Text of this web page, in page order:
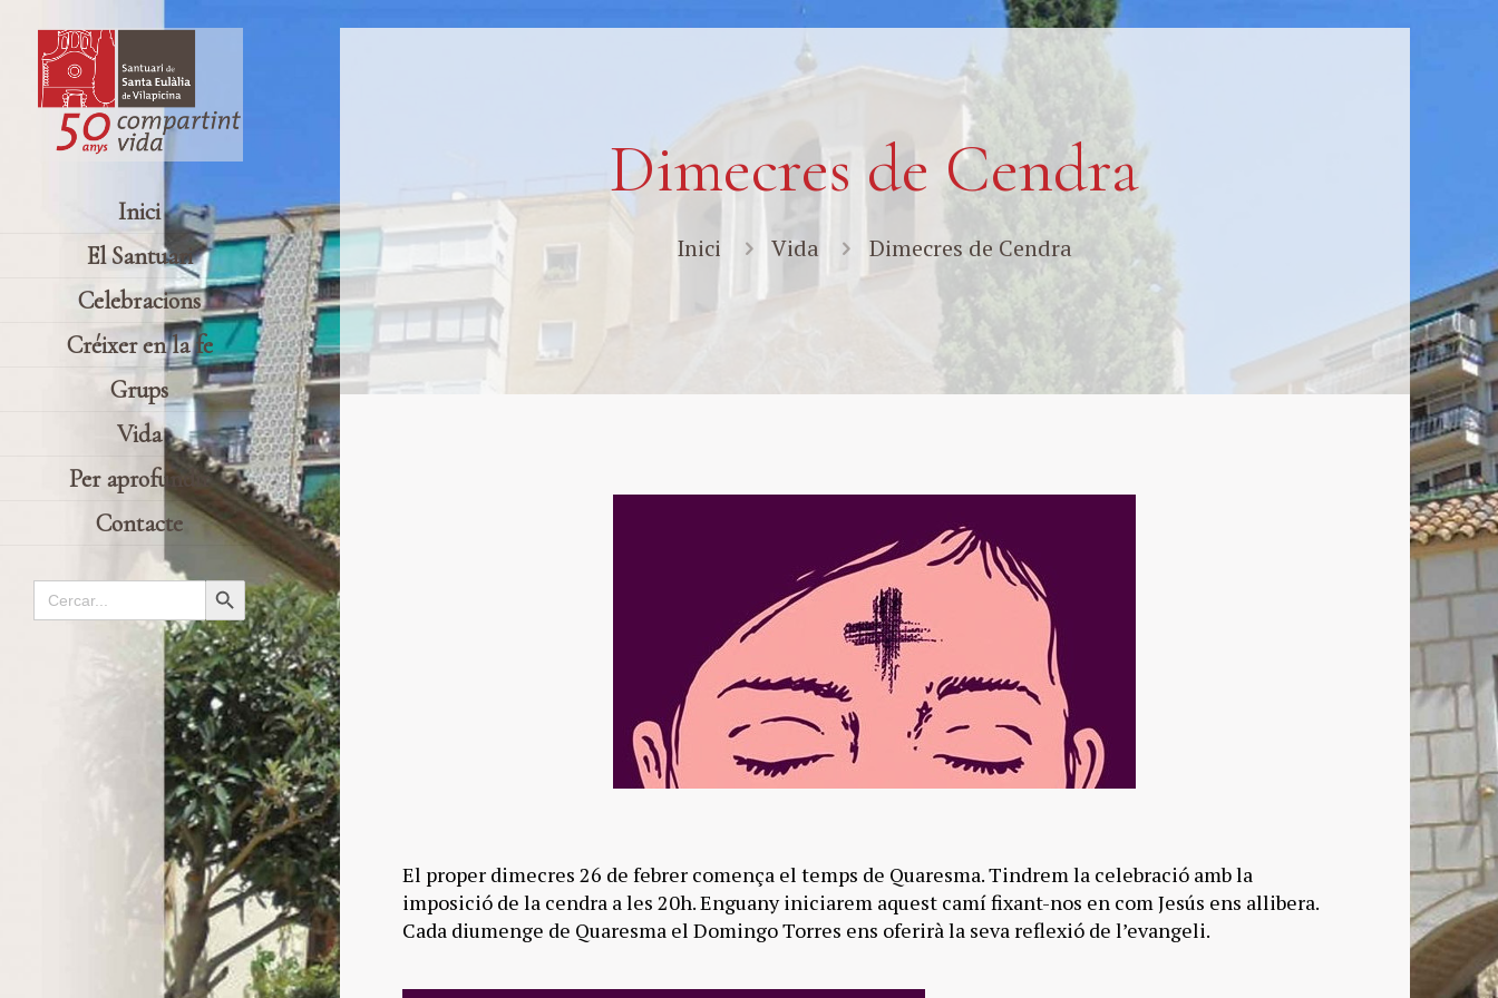
Inici
El Santuari
Celebracions
Créixer en la fe
Grups
Vida
Per aprofundir
Contacte
Search
for: Search Button
Dimecres de Cendra
Inici Vida Dimecres de Cendra
El proper dimecres 26 de febrer comença el temps de Quaresma. Tindrem la celebració amb la
imposició de la cendra a les 20h. Enguany iniciarem aquest camí fixant-nos en com Jesús ens allibera.
Cada diumenge de Quaresma el Domingo Torres ens oferirà la seva reflexió de l’evangeli.